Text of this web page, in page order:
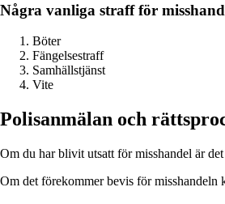
Några vanliga straff för
Böter
Fängelsestraff
Samhällstjänst
Vite
Polisanmälan och
Om du har blivit utsatt för misshandel är
Om det förekommer bevis för misshandeln